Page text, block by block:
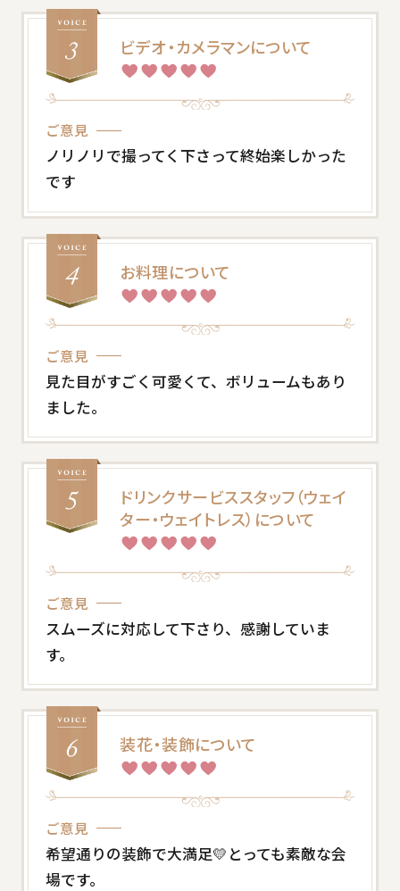
ビデオ・カメラマンについて
ご意見
ノリノリで撮ってく下さって終始楽しかった
です
お料理について
ご意見
見た目がすごく可愛くて、ボリュームもあり
ました。
ドリンクサービススタッフ（ウェイ
ター・ウェイトレス）について
ご意見
スムーズに対応して下さり、感謝していま
す。
装花・装飾について
ご意見
希望通りの装飾で大満足💛とっても素敵な会
場です。